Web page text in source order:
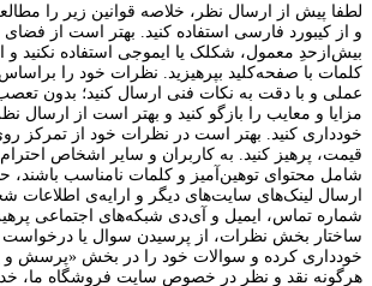
لطفا پیش از ارسال نظر، خلاصه قوانین زیر را
بیش‌از‌حدِ معمول، شکلک یا ایموجی استفاده نکنید
کلمات با صفحه‌کلید بپرهیزید. نظرات خود را
عملی و با دقت به نکات فنی ارسال کنید؛ بدون
مزایا و معایب را بازگو کنید و بهتر است از ارسال
خودداری کنید. بهتر است در نظرات خود از تمرکز
قیمت، پرهیز کنید. به کاربران و سایر اشخاص احترام
شامل محتوای توهین‌آمیز و کلمات نامناسب
ارسال لینک‌های سایت‌های دیگر و ارایه‌ی اطلاعات
شماره تماس، ایمیل و آی‌دی شبکه‌های اجتماعی پرهیز
ساختار بخش نظرات، از پرسیدن سوال یا درخواست
خودداری کرده و سوالات خود را در بخش «پرسش و
هرگونه نقد و نظر در خصوص سایت فروشگاه ما،